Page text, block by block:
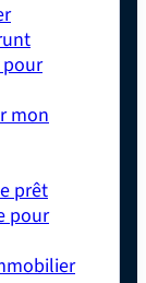
mon
prêt
pour